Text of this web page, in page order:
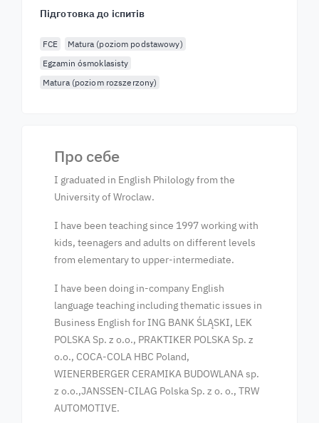
Підготовка до іспитів
FCE
Matura (poziom podstawowy)
Egzamin ósmoklasisty
Matura (poziom rozszerzony)
Про себе
I graduated in English Philology from the
University of Wroclaw.
I have been teaching since 1997 working with
kids, teenagers and adults on different levels
from elementary to upper-intermediate.
I have been doing in-company English
language teaching including thematic issues in
Business English for ING BANK ŚLĄSKI, LEK
POLSKA Sp. z o.o., PRAKTIKER POLSKA Sp. z
o.o., COCA-COLA HBC Poland,
WIENERBERGER CERAMIKA BUDOWLANA sp.
z o.o.,JANSSEN-CILAG Polska Sp. z o. o., TRW
AUTOMOTIVE.